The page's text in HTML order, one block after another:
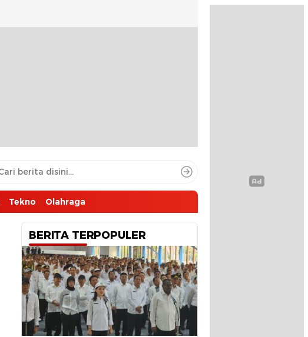
Tekno Olahraga
BERITA TERPOPULER